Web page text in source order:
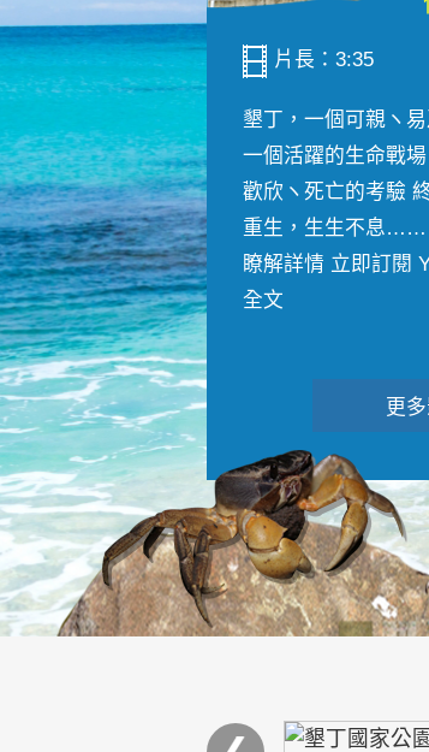
片長：3:35
墾丁，一個可親ヽ
一個活躍的生命戰
歡欣ヽ死亡的考驗
重生，生生不息……
瞭解詳情 立即訂閱
全文
更